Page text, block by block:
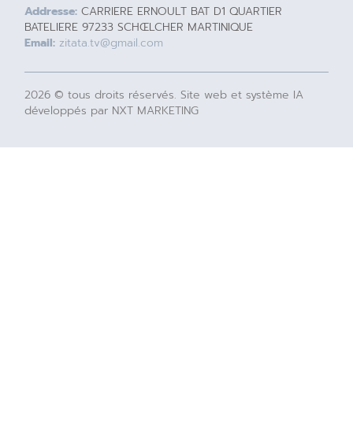
Addresse: CARRIERE ERNOULT BAT D1 QUARTIER
BATELIERE 97233 SCHŒLCHER MARTINIQUE
Email: zitata.tv@gmail.com
2026 © tous droits réservés. Site web et système IA
développés par NXT MARKETING